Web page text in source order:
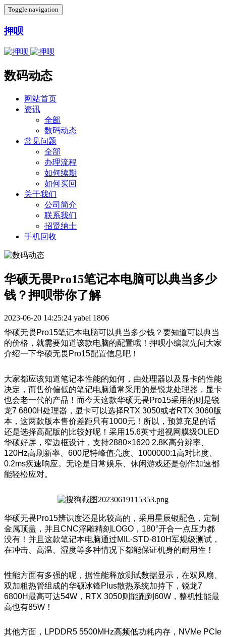
Toggle navigation
押呗
数码动态
网站首页
资讯
全部
数码动态
常见问题
全部
办理流程
如何续期
如何买回
关于我们
公司简介
联系我们
招贤纳士
手机回收
华硕无畏Pro15笔记本电脑可以典当多少
钱？押呗带你了解
2023-06-20 14:25:24 yabei 1806
华硕无畏Pro15笔记本电脑可以典当多少钱？要知道可以典当
的价格，就需要知道该款电脑的配置哦！押呗小编就先问大家
介绍一下华硕无畏Pro15配置信息吧！
大家都应该知道笔记本性能的如何，由处理器以及显卡的性能
决定，而售价偏低的笔记电脑通常采用的是锐龙处理器，显卡
也会老一代的产品！而今天这款华硕无畏Pro15采用的则是锐
龙7 6800H处理器，显卡可以选择RTX 3050或者RTX 3060版
本，这两款版本售价差距只有1000元！所以，预算充足的话
还是选择高配版的比较好呢！采用15.6英寸超视网膜级OLED
华硕好屏，窄边框设计，支持2880×1620 2.8K高分辨率、
120Hz高刷新率、600尼特峰值亮度、1000000:1高对比度、
0.2ms疾速响应。无论是日常娱乐、休闲游戏还是创作加速都
能轻松应对。
华硕无畏Pro15辨识度还是比较高的，采用星辰银配色，定制
金属顶盖，并且CNC浮雕精刻LOGO，180°开合一点压力都
没有！并且这款笔记本电脑通过MIL-STD-810H军规级测试，
在冲击、高温、湿度等多种情况下都能保证机身的耐用性！
性能方面有多强的呢，据性能释放测试数据显示，在双风扇、
双加粗热管组成的华硕冰锋Plus散热系统加持下，锐龙7
6800H最高可达54W，RTX 3050则能跑到60W，整机性能最
高也有85W！
其他方面，LPDDR5 5500MHz高频低功耗内存，NVMe PCIe